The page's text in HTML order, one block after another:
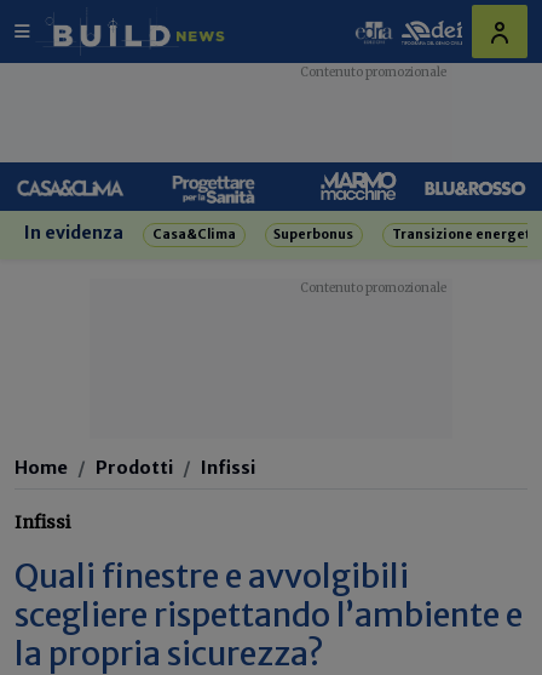
In evidenza Casa&Clima Superbonus Transizione
Home Prodotti Infissi
Infissi
Quali finestre e avvolgibili
scegliere rispettando l’ambiente e
la propria sicurezza?